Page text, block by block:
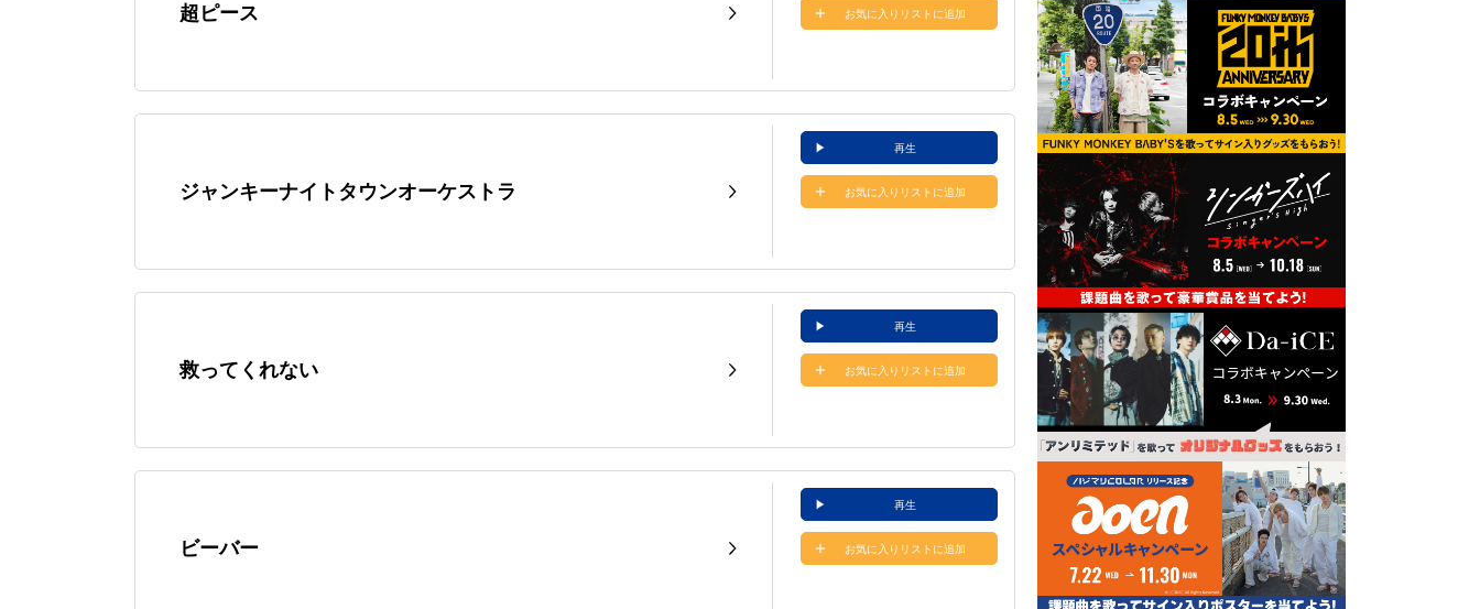
超ピース お気に入りリストに追加
ジャンキーナイトタウンオーケストラ
再生
お気に入りリストに追加
救ってくれない
再生
お気に入りリストに追加
ビーバー
再生
お気に入りリストに追加